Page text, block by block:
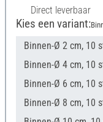
Direct leverbaar
Kies een variant:
Binnen-Ø 2 cm, 10
Binnen-Ø 4 cm, 10
Binnen-Ø 6 cm, 10
Binnen-Ø 8 cm, 10